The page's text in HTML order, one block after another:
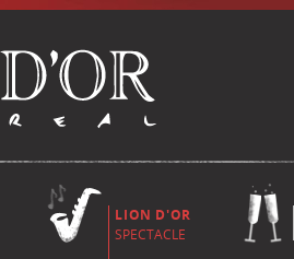
LION D'OR
SPECTACLE